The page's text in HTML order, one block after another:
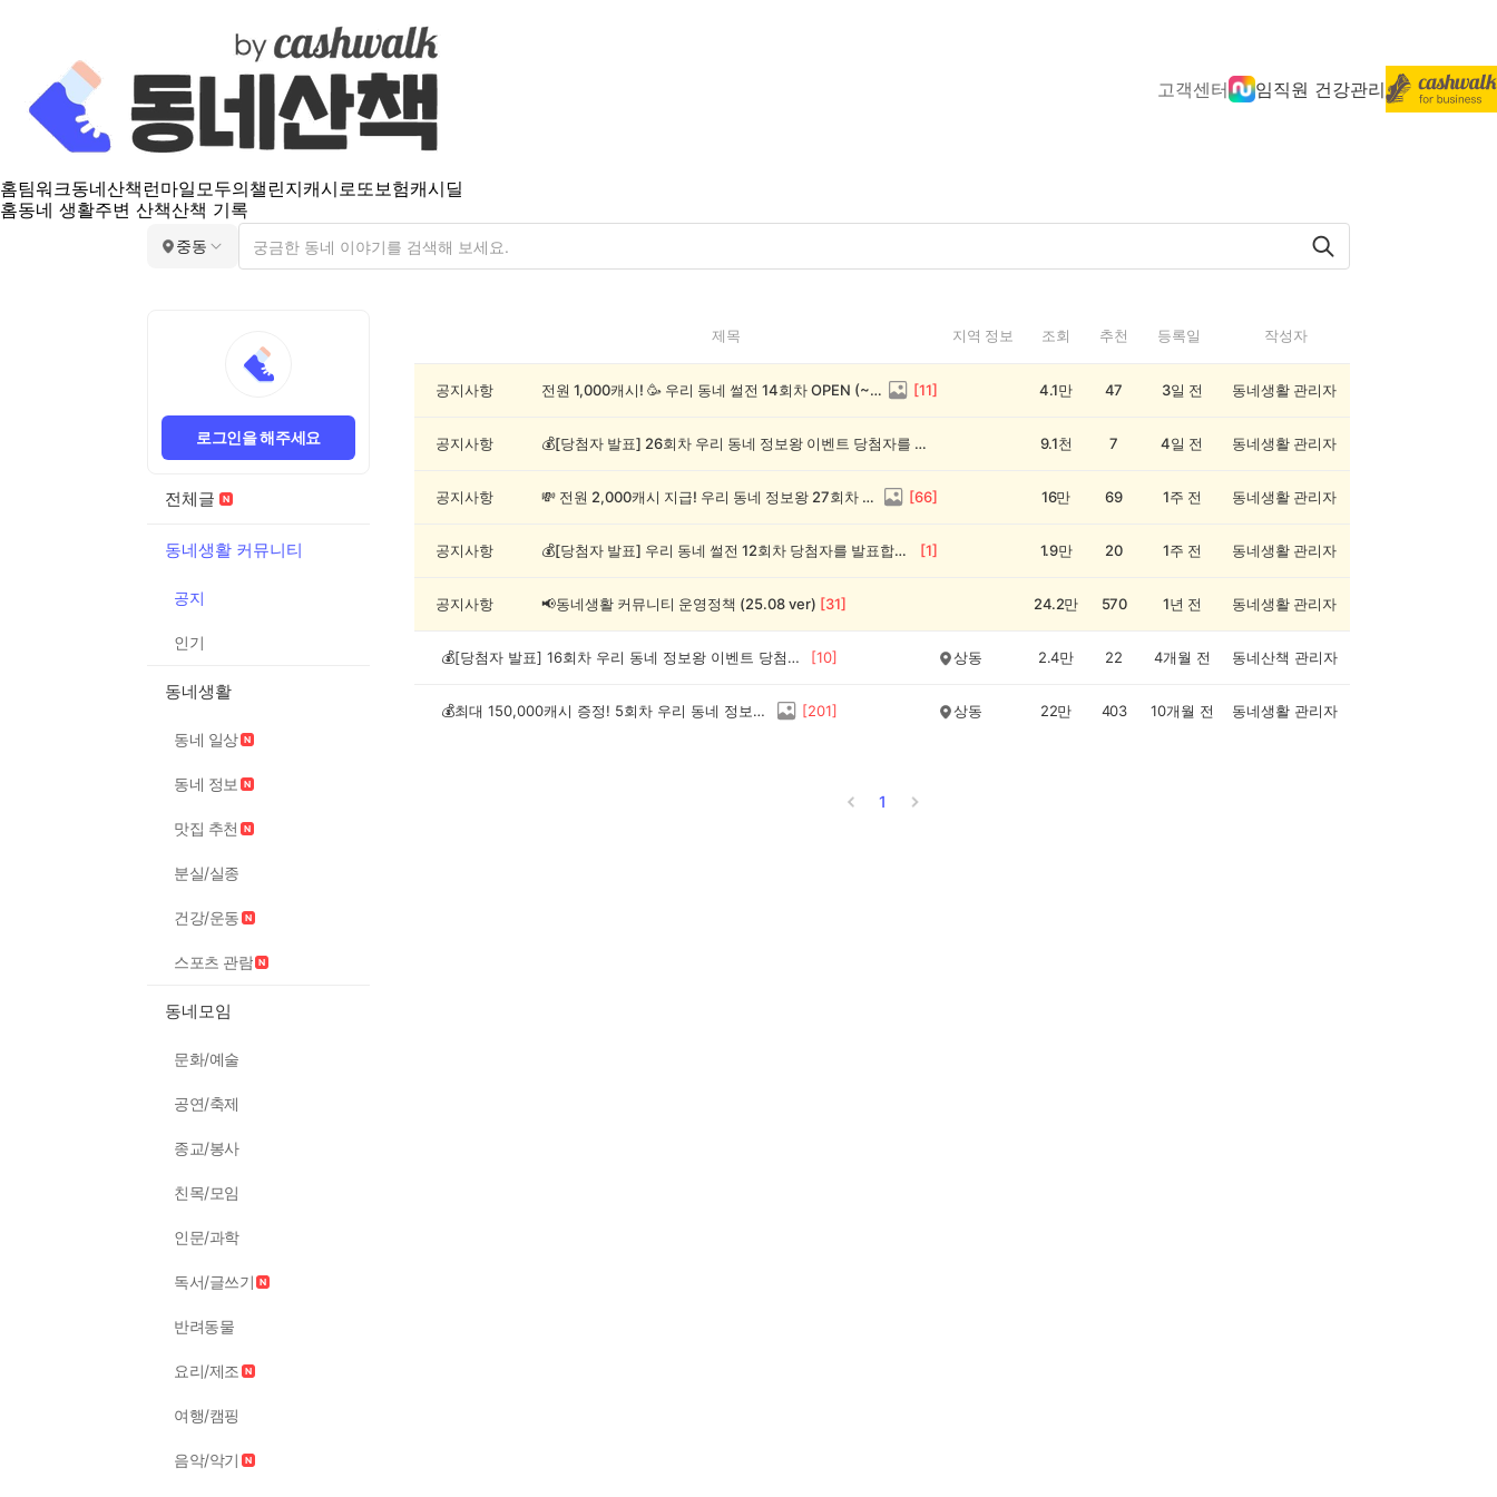
고객센터 임직원 건강관리
홈팀워크동네산책 런마일모두의챌린지캐시로또보험캐시딜
홈동네 생활주변 산책산책 기록
중동
로그인을 해주세요
전체글
동네생활 커뮤니티
공지
인기
동네생활
동네 일상
동네 정보
맛집 추천
분실/실종
건강/운동
스포츠 관람
동네모임
문화/예술
공연/축제
종교/봉사
친목/모임
인문/과학
독서/글쓰기
반려동물
요리/제조
여행/캠핑
음악/악기
공
제목 지역 정보 조회 추천 등록일 작성자
공지사항 전원 1,000캐시! 🥳 우리 동네 썰전 14회차 OPEN (~8/17) [11] 4.1만 47 3일 전 동네생활 관리자
공지사항 💰[당첨자 발표] 26회차 우리 동네 정보왕 이벤트 당첨자를 발표합니다! 9.1천 7 4일 전 동네생활 관리자
공지사항 💸 전원 2,000캐시 지급! 우리 동네 정보왕 27회차 (~8/10) [66] 16만 69 1주 전 동네생활 관리자
공지사항 💰[당첨자 발표] 우리 동네 썰전 12회차 당첨자를 발표합니다! [1] 1.9만 20 1주 전 동네생활 관리자
공지사항 📢동네생활 커뮤니티 운영정책 (25.08 ver) [31] 24.2만 570 1년 전 동네생활 관리자
💰[당첨자 발표] 16회차 우리 동네 정보왕 이벤트 당첨자를 발표합니다! [10] 상동 2.4만 22 4개월 전 동네산책 관리자
💰최대 150,000캐시 증정! 5회차 우리 동네 정보왕 이벤트 [201] 상동 22만 403 10개월 전 동네생활 관리자
1